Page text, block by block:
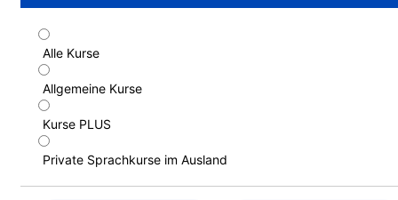
Alle Kurse
Allgemeine Kurse
Kurse PLUS
Private Sprachkurse im Ausland
Standardkurs
Dauer: 1 - 52 Wochen
Lernstufen: Anfänger bis Fortgeschrittene (C1)
1 Woche
774 EUR
MEHR ERFAHREN